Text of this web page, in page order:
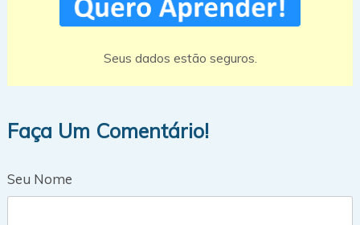
Seus dados estão seguros.
Faça Um Comentário!
Seu Nome